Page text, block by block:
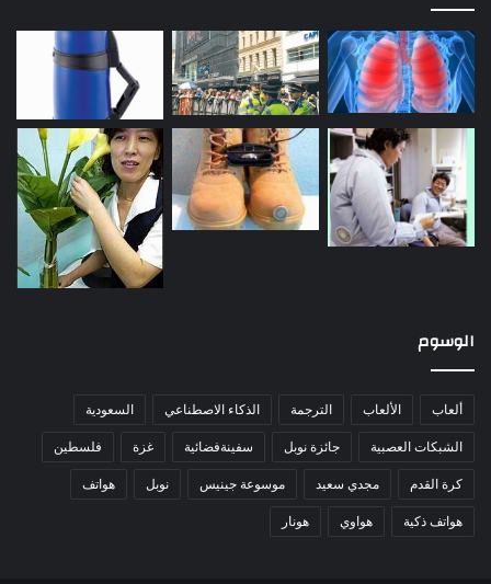
الوسوم
ألعاب الألعاب الترجمة الذكاء الاصطناعي السعودية
الشبكات العصبية جائزة نوبل سفينةفضائية غزة فلسطين
كرة القدم مجدي سعيد موسوعة جينيس نوبل هواتف
هواتف ذكية هواوي هونار